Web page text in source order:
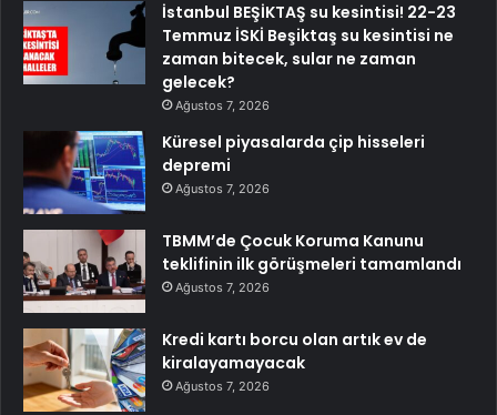
İstanbul BEŞİKTAŞ su kesintisi! 22-23
Temmuz İSKİ Beşiktaş su kesintisi ne
zaman bitecek, sular ne zaman
gelecek?
Ağustos 7, 2026
Küresel piyasalarda çip hisseleri
depremi
Ağustos 7, 2026
TBMM’de Çocuk Koruma Kanunu
teklifinin ilk görüşmeleri tamamlandı
Ağustos 7, 2026
Kredi kartı borcu olan artık ev de
kiralayamayacak
Ağustos 7, 2026